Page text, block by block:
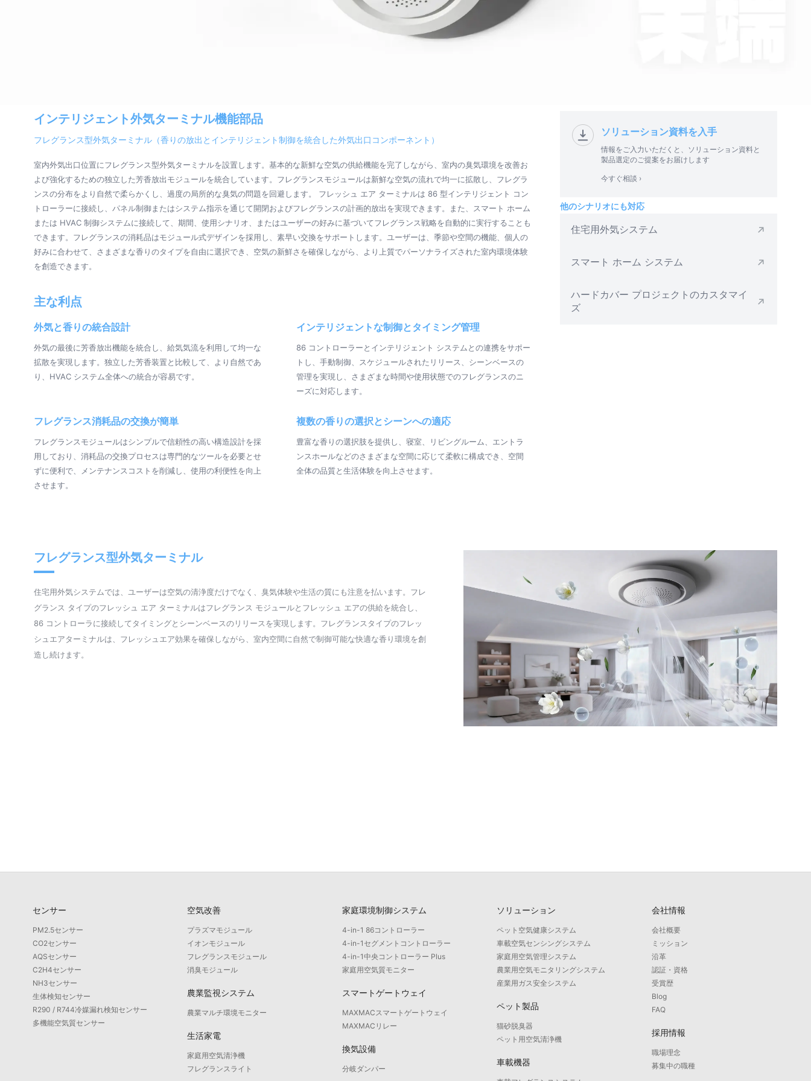
インテリジェント外気ターミナル機能部品
フレグランス型外気ターミナル（香りの放出とインテリジェント制御を統合した外気出口コンポーネント）
室内外気出口位置にフレグランス型外気ターミナルを設置します。基本的な新鮮な空気の供給機能を完了しながら、室内の臭気環境を改善お
よび強化するための独立した芳香放出モジュールを統合しています。フレグランスモジュールは新鮮な空気の流れで均一に拡散し、フレグラ
ンスの分布をより自然で柔らかくし、過度の局所的な臭気の問題を回避します。 フレッシュ エア ターミナルは 86 型インテリジェント コン
トローラーに接続し、パネル制御またはシステム指示を通じて開閉およびフレグランスの計画的放出を実現できます。また、スマート ホーム
または HVAC 制御システムに接続して、期間、使用シナリオ、またはユーザーの好みに基づいてフレグランス戦略を自動的に実行することも
できます。フレグランスの消耗品はモジュール式デザインを採用し、素早い交換をサポートします。ユーザーは、季節や空間の機能、個人の
好みに合わせて、さまざまな香りのタイプを自由に選択でき、空気の新鮮さを確保しながら、より上質でパーソナライズされた室内環境体験
を創造できます。
主な利点
外気と香りの統合設計
外気の最後に芳香放出機能を統合し、給気気流を利用して均一な
拡散を実現します。独立した芳香装置と比較して、より自然であ
り、HVAC システム全体への統合が容易です。
インテリジェントな制御とタイミング管理
86 コントローラーとインテリジェント システムとの連携をサポー
トし、手動制御、スケジュールされたリリース、シーンベースの
管理を実現し、さまざまな時間や使用状態でのフレグランスのニ
ーズに対応します。
フレグランス消耗品の交換が簡単
フレグランスモジュールはシンプルで信頼性の高い構造設計を採
用しており、消耗品の交換プロセスは専門的なツールを必要とせ
ずに便利で、メンテナンスコストを削減し、使用の利便性を向上
させます。
複数の香りの選択とシーンへの適応
豊富な香りの選択肢を提供し、寝室、リビングルーム、エントラ
ンスホールなどのさまざまな空間に応じて柔軟に構成でき、空間
全体の品質と生活体験を向上させます。
ソリューション資料を入手
情報をご入力いただくと、ソリューション資料と
製品選定のご提案をお届けします
今すぐ相談 ›
他のシナリオにも対応
住宅用外気システム
スマート ホーム システム
ハードカバー プロジェクトのカスタマイ
ズ
フレグランス型外気ターミナル
住宅用外気システムでは、ユーザーは空気の清浄度だけでなく、臭気体験や生活の質にも注意を払います。フレ
グランス タイプのフレッシュ エア ターミナルはフレグランス モジュールとフレッシュ エアの供給を統合し、
86 コントローラに接続してタイミングとシーンベースのリリースを実現します。フレグランスタイプのフレッ
シュエアターミナルは、フレッシュエア効果を確保しながら、室内空間に自然で制御可能な快適な香り環境を創
造し続けます。
センサー
PM2.5センサー
CO2センサー
AQSセンサー
C2H4センサー
NH3センサー
生体検知センサー
R290 / R744冷媒漏れ検知センサー
多機能空気質センサー
空気改善
プラズマモジュール
イオンモジュール
フレグランスモジュール
消臭モジュール
農業監視システム
農業マルチ環境モニター
生活家電
家庭用空気清浄機
フレグランスライト
家庭環境制御システム
4-in-1 86コントローラー
4-in-1セグメントコントローラー
4-in-1中央コントローラー Plus
家庭用空気質モニター
スマートゲートウェイ
MAXMACスマートゲートウェイ
MAXMACリレー
換気設備
分岐ダンパー
ソリューション
ペット空気健康システム
車載空気センシングシステム
家庭用空気管理システム
農業用空気モニタリングシステム
産業用ガス安全システム
ペット製品
猫砂脱臭器
ペット用空気清浄機
車載機器
会社情報
会社概要
ミッション
沿革
認証・資格
受賞歴
Blog
FAQ
採用情報
職場理念
募集中の職種